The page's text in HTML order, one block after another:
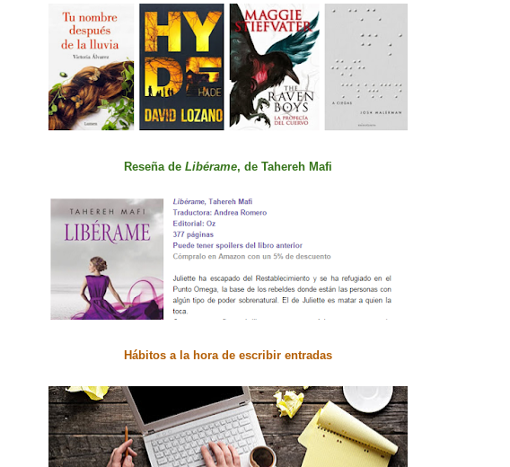
Reseña de Libérame, de Tahereh Mafi
Hábitos a la hora de escribir entradas